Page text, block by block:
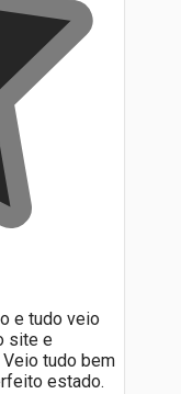
e tudo veio
site e
tudo bem
estado.